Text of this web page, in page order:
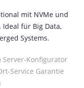
mit NVMe und
für Big Data,
Systems.
Konfigurator
Service Garantie